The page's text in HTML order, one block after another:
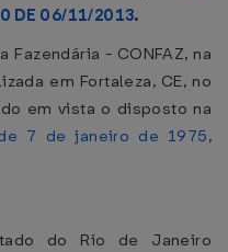
DE 06/11/2013.
- CONFAZ, na
em Fortaleza, CE, no
em vista o disposto na
7 de janeiro de 1975,
do Rio de Janeiro